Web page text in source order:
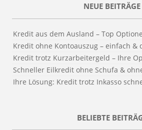
NEUE BEITRÄGE
Kredit aus dem Ausland – Top
Kredit ohne Kontoauszug – einfach &
Kredit trotz Kurzarbeitergeld – Ihre
Schneller Eilkredit ohne Schufa &
Ihre Lösung: Kredit trotz Inkasso
BELIEBTE